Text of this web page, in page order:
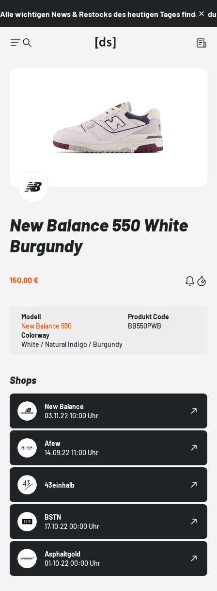
Alle wichtigen News & Restocks des heutigen Tages findest du
New Balance 550 White
Burgundy
150,00 €
Modell
New Balance 550
Produkt Code
BB550PWB
Colorway
White / Natural Indigo / Burgundy
Shops
New Balance
03.11.22 10:00 Uhr
Afew
14.09.22 11:00 Uhr
43einhalb
BSTN
17.10.22 00:00 Uhr
Asphaltgold
01.10.22 00:00 Uhr